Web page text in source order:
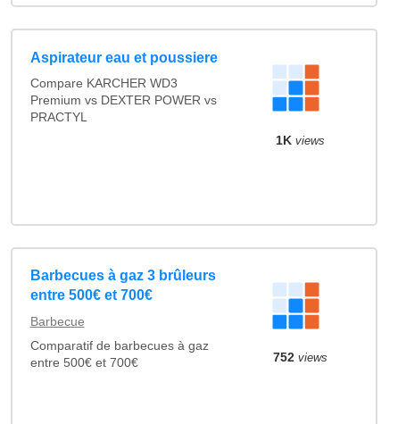
Aspirateur eau et poussiere
Compare KARCHER WD3
Premium vs DEXTER POWER vs
PRACTYL
1K views
Barbecues à gaz 3 brûleurs
entre 500€ et 700€
Barbecue
Comparatif de barbecues à gaz
entre 500€ et 700€
752views